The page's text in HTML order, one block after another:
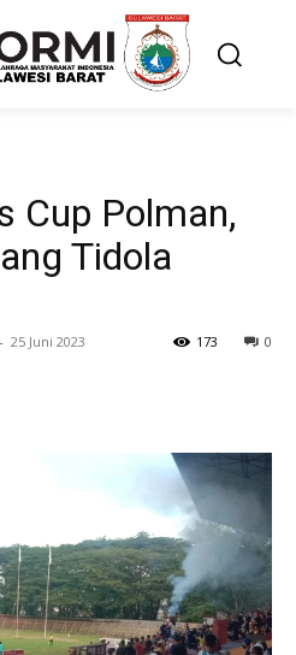
Cup Polman,
Tidola
- 25 Juni 2023 0
173